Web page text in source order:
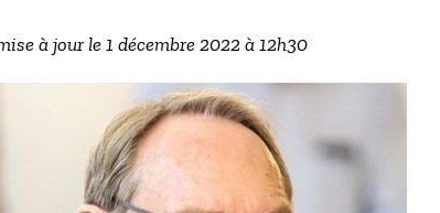
à jour le 1 décembre 2022 à 12h30